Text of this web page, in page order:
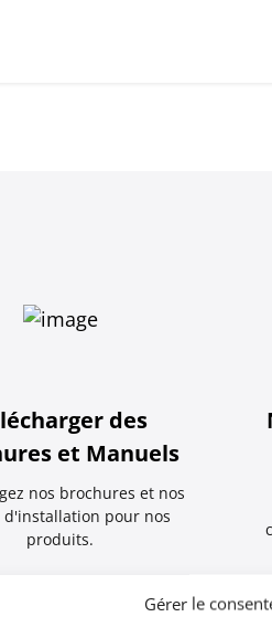
Gérer le
des
et Manuels
nos brochures et nos
d'installation pour nos
produits.